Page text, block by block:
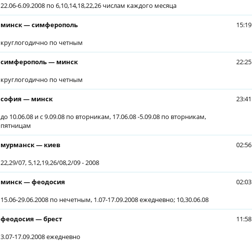
22.06-6.09.2008 по 6,10,14,18,22,26 числам каждого месяца
минск — симферополь
круглогодично по четным
15:19
симферополь — минск
круглогодично по четным
22:25
софия — минск
до 10.06.08 и с 9.09.08 по вторникам, 17.06.08 -5.09.08 по вторникам,
пятницам
23:41
мурманск — киев
22,29/07, 5,12,19,26/08,2/09 - 2008
02:56
минск — феодосия
15.06-29.06.2008 по нечетным, 1.07-17.09.2008 ежедневно; 10,30.06.08
02:03
феодосия — брест
3.07-17.09.2008 ежедневно
11:58